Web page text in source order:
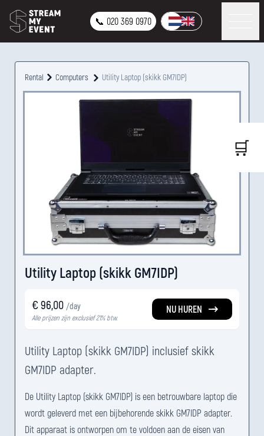
📞 020 369 0970
Rental Computers Utility Laptop (skikk GM7IDP)
Utility Laptop (skikk GM7IDP)
€ 96,00 /day
Alle prijzen zijn exclusief 21% btw.
NU HUREN
Utility Laptop (skikk GM7IDP) inclusief skikk
GM7IDP adapter.
De Utility Laptop (skikk GM7IDP) is een betrouwbare laptop die
wordt geleverd met een bijbehorende skikk GM7IDP adapter.
Dit apparaat is ontworpen om te voldoen aan de eisen van
🛒